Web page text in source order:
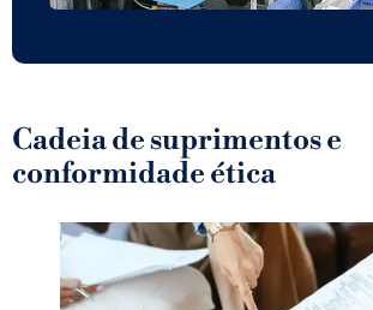
Cadeia de suprimentos e
conformidade ética